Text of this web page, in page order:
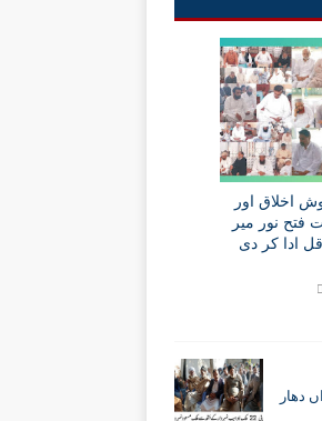
اخلاق اور
فتح نور میر
ادا کر دی
دھار